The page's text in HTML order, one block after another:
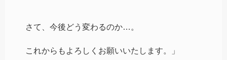
さて、今後どう変わるのか…。
これからもよろしくお願いいたします。」